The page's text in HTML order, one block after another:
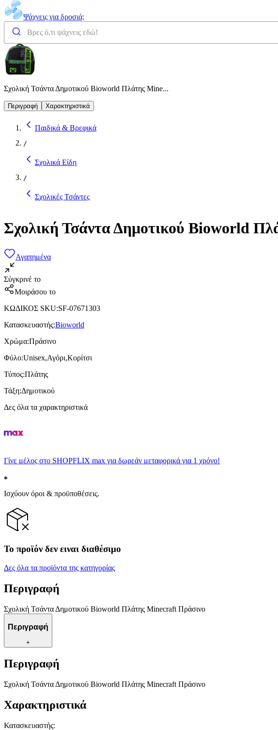
Ψάχνεις για δροσιά;
Σχολική Τσάντα Δημοτικού Bioworld Πλάτης Mine...
Περιγραφή Χαρακτηριστικά
Παιδικά & Βρεφικά
/
Σχολικά Είδη
/
Σχολικές Τσάντες
Σχολική Τσάντα Δημοτικού Bioworld
Αγαπημένα
Σύγκρινέ το
Μοιράσου το
ΚΩΔΙΚΟΣ SKU:SF-07671303
Κατασκευαστής:Bioworld
Χρώμα:Πράσινο
Φύλο:Unisex,Αγόρι,Κορίτσι
Τύπος:Πλάτης
Τάξη:Δημοτικού
Δες όλα τα χαρακτηριστικά
Γίνε μέλος στο SHOPFLIX max για δωρεάν μεταφορικά για 1 χρόνο!
Ισχύουν όροι & προϋποθέσεις.
Το προϊόν δεν ειναι διαθέσιμο
Δες όλα τα προϊόντα της κατηγορίας
Περιγραφή
Σχολική Τσάντα Δημοτικού Bioworld Πλάτης Minecraft Πράσινο
Περιγραφή
+
Περιγραφή
Σχολική Τσάντα Δημοτικού Bioworld Πλάτης Minecraft Πράσινο
Χαρακτηριστικά
Κατασκευαστής: